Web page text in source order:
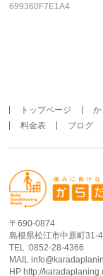
699360F7E1A4
トップページ
料金表
ブログ
〒690-0874
島根県松江市中原町31-4
TEL :0852-28-4366
MAIL
HP http://